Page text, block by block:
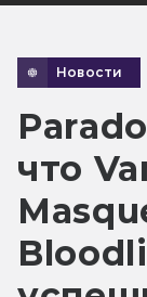
Новости
что